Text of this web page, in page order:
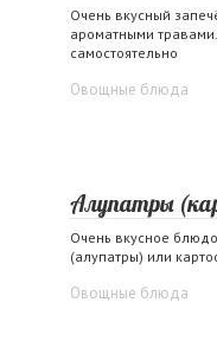
Очень вкусный
ароматными
самостоятельно
Овощные блюда
Алупатры
Очень вкусное
(алупатры) или
Овощные блюда